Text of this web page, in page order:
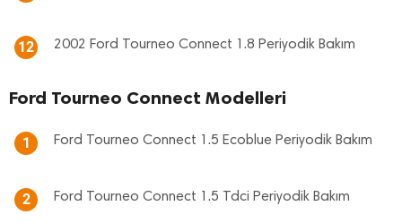
12 2002 Ford Tourneo Connect 1.8 Periyodik Bakım
Ford Tourneo Connect Modelleri
1 Ford Tourneo Connect 1.5 Ecoblue Periyodik Bakım
2 Ford Tourneo Connect 1.5 Tdci Periyodik Bakım